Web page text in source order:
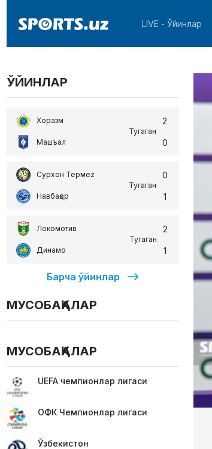
LIVE - Ўйинлар
ЎЙИНЛАР
Хоразм
Машъал
Тугаган
2
0
Сурхон Термеz
Навбаҳор
Тугаган
0
1
Локомотив
Динамо
Тугаган
2
1
Барча ўйинлар
МУСОБАҚАЛАР
МУСОБАҚАЛАР
UEFA чемпионлар лигаси
ОФК Чемпионлар лигаси
Ўзбекистон